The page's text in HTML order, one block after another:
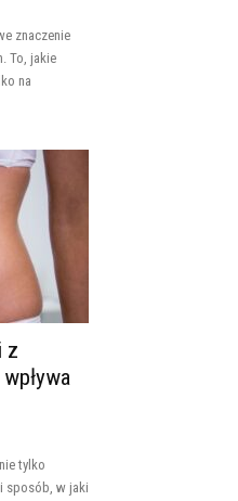
znaczenie
To, jakie
na
z
tylko
sposób, w jaki